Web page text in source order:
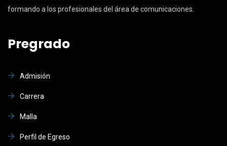
formando a los profesionales del área de comunicaciones.
Pregrado
Admisión
Carrera
Malla
Perfil de Egreso